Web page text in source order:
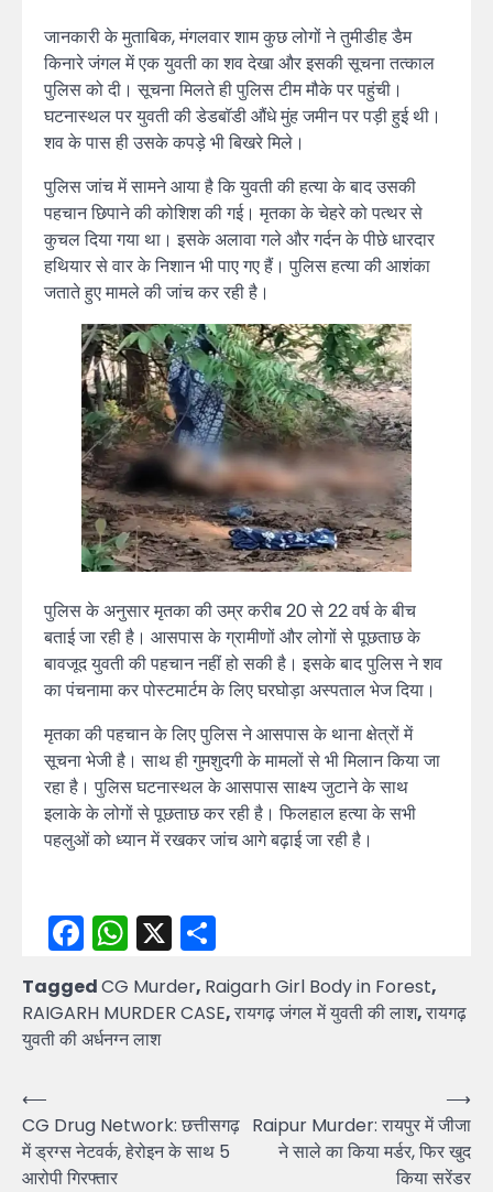
जानकारी के मुताबिक, मंगलवार शाम कुछ लोगों ने तुमीडीह डैम
किनारे जंगल में एक युवती का शव देखा और इसकी सूचना तत्काल
पुलिस को दी। सूचना मिलते ही पुलिस टीम मौके पर पहुंची।
घटनास्थल पर युवती की डेडबॉडी औंधे मुंह जमीन पर पड़ी हुई थी।
शव के पास ही उसके कपड़े भी बिखरे मिले।
पुलिस जांच में सामने आया है कि युवती की हत्या के बाद उसकी
पहचान छिपाने की कोशिश की गई। मृतका के चेहरे को पत्थर से
कुचल दिया गया था। इसके अलावा गले और गर्दन के पीछे धारदार
हथियार से वार के निशान भी पाए गए हैं। पुलिस हत्या की आशंका
जताते हुए मामले की जांच कर रही है।
पुलिस के अनुसार मृतका की उम्र करीब 20 से 22 वर्ष के बीच
बताई जा रही है। आसपास के ग्रामीणों और लोगों से पूछताछ के
बावजूद युवती की पहचान नहीं हो सकी है। इसके बाद पुलिस ने शव
का पंचनामा कर पोस्टमार्टम के लिए घरघोड़ा अस्पताल भेज दिया।
मृतका की पहचान के लिए पुलिस ने आसपास के थाना क्षेत्रों में
सूचना भेजी है। साथ ही गुमशुदगी के मामलों से भी मिलान किया जा
रहा है। पुलिस घटनास्थल के आसपास साक्ष्य जुटाने के साथ
इलाके के लोगों से पूछताछ कर रही है। फिलहाल हत्या के सभी
पहलुओं को ध्यान में रखकर जांच आगे बढ़ाई जा रही है।
Facebook
WhatsApp
X
TaggedCG Murder, Raigarh Girl Body in Forest,
RAIGARH MURDER CASE,रायगढ़ जंगल में युवती की लाश,रायगढ़
युवती की अर्धनग्न लाश
Post
navigation
⟵
CG Drug Network: छत्तीसगढ़
में ड्रग्स नेटवर्क, हेरोइन के साथ 5
आरोपी गिरफ्तार
Raipur Murder: रायपुर में जीजा
ने साले का किया मर्डर, फिर खुद
किया सरेंडर
⟶